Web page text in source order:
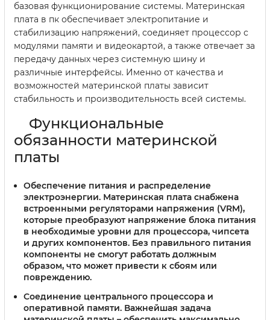
базовая функционирование системы. Материнская
плата в пк обеспечивает электропитание и
стабилизацию напряжений, соединяет процессор с
модулями памяти и видеокартой, а также отвечает за
передачу данных через системную шину и
различные интерфейсы. Именно от качества и
возможностей материнской платы зависит
стабильность и производительность всей системы.
Функциональные
обязанности материнской
платы
Обеспечение питания и распределение
электроэнергии. Материнская плата снабжена
встроенными регуляторами напряжения (VRM),
которые преобразуют напряжение блока питания
в необходимые уровни для процессора, чипсета
и других компонентов. Без правильного питания
компоненты не смогут работать должным
образом, что может привести к сбоям или
повреждению.
Соединение центрального процессора и
оперативной памяти. Важнейшая задача